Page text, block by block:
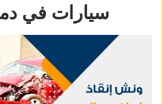
سيارات في